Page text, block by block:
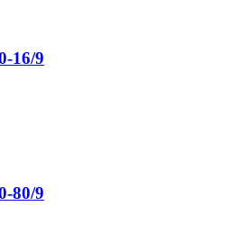
16/9
80/9